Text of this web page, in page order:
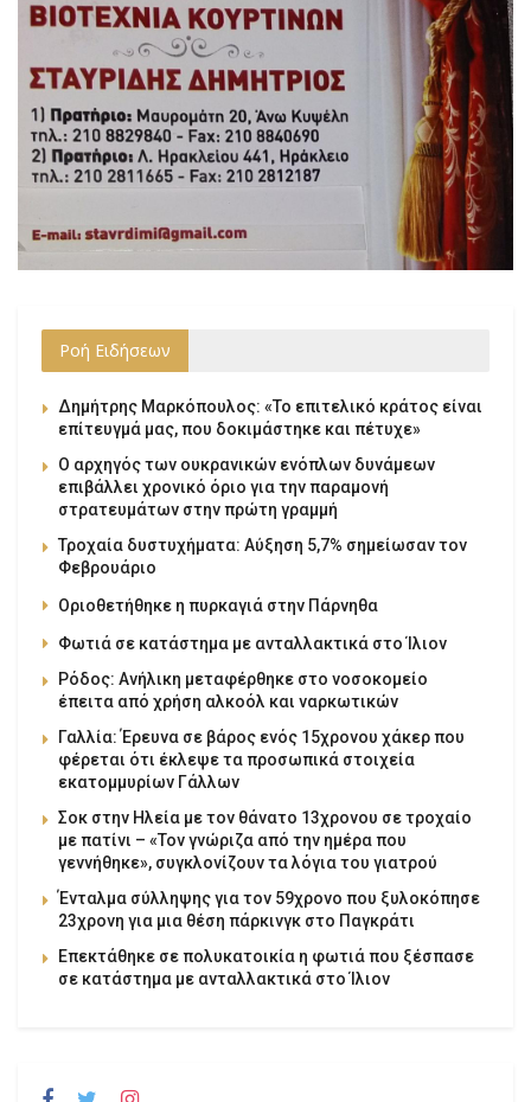
Ροή Ειδήσεων
Δημήτρης Μαρκόπουλος: «Το επιτελικό κράτος είναι
επίτευγμά μας, που δοκιμάστηκε και πέτυχε»
Ο αρχηγός των ουκρανικών ενόπλων δυνάμεων
επιβάλλει χρονικό όριο για την παραμονή
στρατευμάτων στην πρώτη γραμμή
Τροχαία δυστυχήματα: Αύξηση 5,7% σημείωσαν τον
Φεβρουάριο
Οριοθετήθηκε η πυρκαγιά στην Πάρνηθα
Φωτιά σε κατάστημα με ανταλλακτικά στο Ίλιον
Ρόδος: Ανήλικη μεταφέρθηκε στο νοσοκομείο
έπειτα από χρήση αλκοόλ και ναρκωτικών
Γαλλία: Έρευνα σε βάρος ενός 15χρονου χάκερ που
φέρεται ότι έκλεψε τα προσωπικά στοιχεία
εκατομμυρίων Γάλλων
Σοκ στην Ηλεία με τον θάνατο 13χρονου σε τροχαίο
με πατίνι – «Τον γνώριζα από την ημέρα που
γεννήθηκε», συγκλονίζουν τα λόγια του γιατρού
Ένταλμα σύλληψης για τον 59χρονο που ξυλοκόπησε
23χρονη για μια θέση πάρκινγκ στο Παγκράτι
Επεκτάθηκε σε πολυκατοικία η φωτιά που ξέσπασε
σε κατάστημα με ανταλλακτικά στο Ίλιον